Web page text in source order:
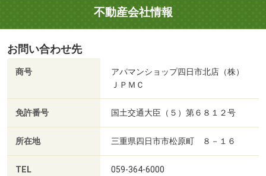
行）まで３３０ｍ／ファミリーマート（コンビニ）まで３
不動産会社情報
お問い合わせ先
商号
アパマンショップ四日市北店（株）
ＪＰＭＣ
免許番号 国土交通大臣（５）第６８１２号
所在地 三重県四日市市松原町 ８－１６
TEL 059-364-6000